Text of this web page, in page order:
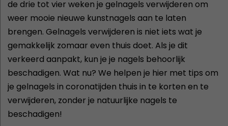
de drie tot vier weken je gelnagels verwijderen om
weer mooie nieuwe kunstnagels aan te laten
brengen. Gelnagels verwijderen is niet iets wat je
gemakkelijk zomaar even thuis doet. Als je dit
verkeerd aanpakt, kun je je nagels behoorlijk
beschadigen. Wat nu? We helpen je hier met tips om
je gelnagels in coronatijden thuis in te korten en te
verwijderen, zonder je natuurlijke nagels te
beschadigen!